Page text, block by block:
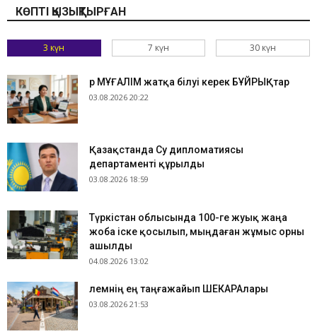
КӨПТІ ҚЫЗЫҚТЫРҒАН
3 күн 7 күн 30 күн
Әр МҰҒАЛІМ жатқа білуі керек БҰЙРЫҚтар
03.08.2026 20:22
Қазақстанда Су дипломатиясы
департаменті құрылды
03.08.2026 18:59
Түркістан облысында 100-ге жуық жаңа
жоба іске қосылып, мыңдаған жұмыс орны
ашылды
04.08.2026 13:02
​Әлемнің ең таңғажайып ШЕКАРАлары
03.08.2026 21:53